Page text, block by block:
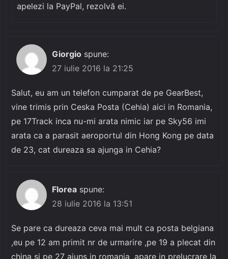
apelezi la PayPal, rezolvă ei.
Giorgio spune:
27 iulie 2016 la 21:25
Salut, eu am un telefon cumparat de pe GearBest,
vine trimis prin Ceska Posta (Cehia) aici in Romania,
pe 17Track inca nu-mi arata nimic iar pe Sky56 imi
arata ca a parasit aeroportul din Hong Kong pe data
de 23, cat dureaza sa ajunga in Cehia?
Florea spune:
28 iulie 2016 la 13:51
Se pare ca dureaza ceva mai mult ca posta belgiana
,eu pe 12 am primit nr de urmarire ,pe 19 a plecat din
china si pe 27 ajuns in romania ,apare in prelucrare la